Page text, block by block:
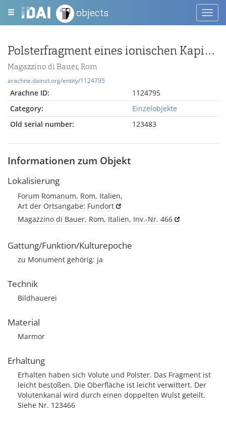
objects
Polsterfragment eines ionischen Kapitells
Magazzino di Bauer, Rom
arachne.dainst.org/entity/1124795
Arachne ID:
1124795
Category:
Einzelobjekte
Old serial number:
123483
Informationen zum Objekt
Lokalisierung
Forum Romanum, Rom, Italien,
Art der Ortsangabe: Fundort
Magazzino di Bauer, Rom, Italien, Inv.-Nr. 466
Gattung/Funktion/Kulturepoche
zu Monument gehörig: ja
Technik
Bildhauerei
Material
Marmor
Erhaltung
Erhalten haben sich Volute und Polster. Das Fragment ist
leicht bestoßen. Die Oberfläche ist leicht verwittert. Der
Volutenkanal wird durch einen doppelten Wulst geteilt.
Siehe Nr. 123466